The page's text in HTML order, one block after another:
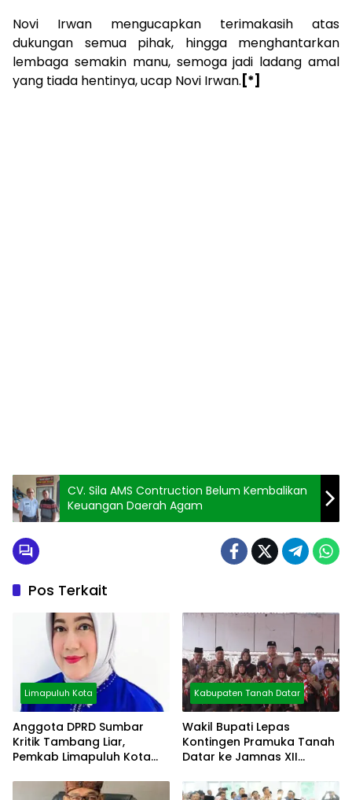
Novi Irwan mengucapkan terimakasih atas
dukungan semua pihak, hingga menghantarkan
lembaga semakin manu, semoga jadi ladang amal
yang tiada hentinya, ucap Novi Irwan. [*]
CV. Sila AMS Contruction Belum Kembalikan
Keuangan Daerah Agam
Pos Terkait
Limapuluh Kota
Anggota DPRD Sumbar
Kritik Tambang Liar,
Pemkab Limapuluh Kota
Kabupaten Tanah Datar
Wakil Bupati Lepas
Kontingen Pramuka Tanah
Datar ke Jamnas XII